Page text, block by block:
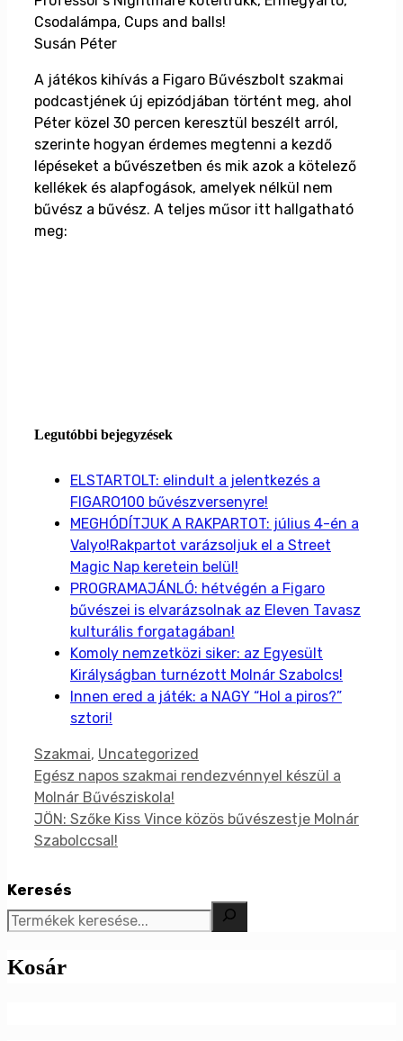
Csodalámpa, Cups and balls!
Susán Péter
A játékos kihívás a Figaro Bűvészbolt szakmai
podcastjének új epizódjában történt meg, ahol
Péter közel 30 percen keresztül beszélt arról,
szerinte hogyan érdemes megtenni a kezdő
lépéseket a bűvészetben és mik azok a kötelező
kellékek és alapfogások, amelyek nélkül nem
bűvész a bűvész. A teljes műsor itt hallgatható
meg:
Legutóbbi bejegyzések
ELSTARTOLT: elindult a jelentkezés a
FIGARO100 bűvészversenyre!
MEGHÓDÍTJUK A RAKPARTOT: július 4-én a
Valyo!Rakpartot varázsoljuk el a Street
Magic Nap keretein belül!
PROGRAMAJÁNLÓ: hétvégén a Figaro
bűvészei is elvarázsolnak az Eleven Tavasz
kulturális forgatagában!
Komoly nemzetközi siker: az Egyesült
Királyságban turnézott Molnár Szabolcs!
Innen ered a játék: a NAGY “Hol a piros?”
sztori!
Kategória
Szakmai, Uncategorized
Egész napos szakmai rendezvénnyel készül a
Molnár Bűvésziskola!​
JÖN: Szőke Kiss Vince közös bűvészestje Molnár
Szabolccsal!
Keresés
Kosár